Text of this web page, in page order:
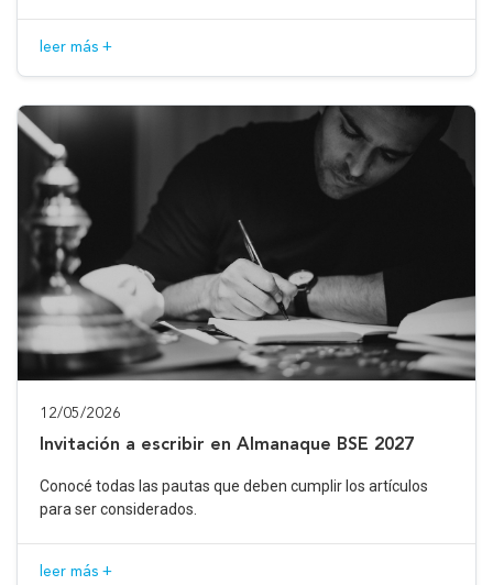
leer más +
12/05/2026
Invitación a escribir en Almanaque BSE 2027
Conocé todas las pautas que deben cumplir los artículos
para ser considerados.
leer más +